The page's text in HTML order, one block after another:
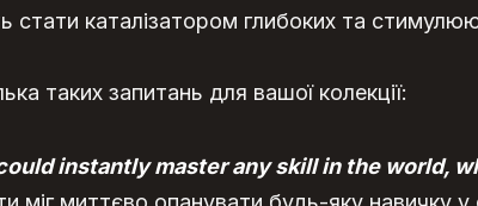
стати каталізатором глибоких та
таких запитань для вашої колекції:
instantly master any skill in the world,